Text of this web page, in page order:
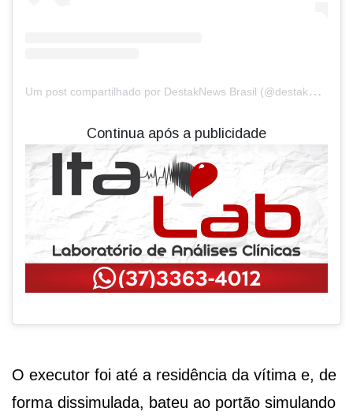
U
m post compartilhado por DestakNews Brasil (@destaknewsbrasiloficial)
Continua após a publicidade
O executor foi até a residência da vítima e, de
forma dissimulada, bateu ao portão simulando